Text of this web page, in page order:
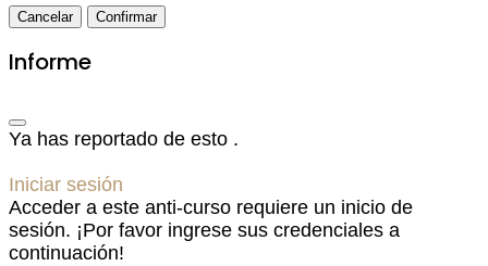
Confirmar
Informe
Ya has reportado de esto .
Iniciar sesión
Acceder a este anti-curso requiere un inicio de
sesión. ¡Por favor ingrese sus credenciales a
continuación!